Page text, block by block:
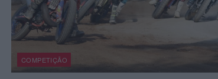
COMPETIÇÃO